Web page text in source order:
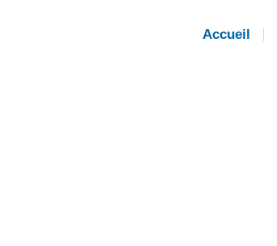
Accueil